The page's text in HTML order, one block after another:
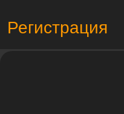
Регистрация